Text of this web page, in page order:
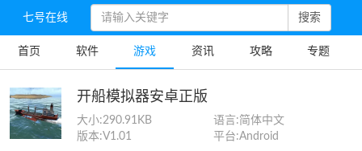
七号在线 搜索
首页 软件 游戏 资讯 攻略 专题
开船模拟器安卓正版
大小:290.91KB 语言:简体中文
版本:V1.01 平台:Android